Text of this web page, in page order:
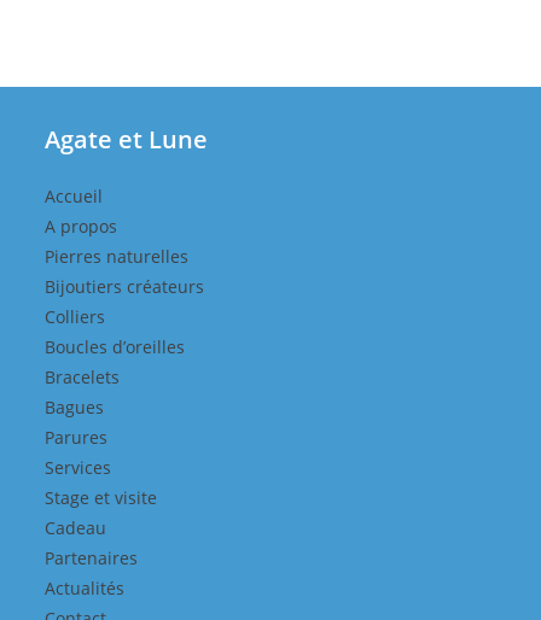
Agate et Lune
Accueil
A propos
Pierres naturelles
Bijoutiers créateurs
Colliers
Boucles d’oreilles
Bracelets
Bagues
Parures
Services
Stage et visite
Cadeau
Partenaires
Actualités